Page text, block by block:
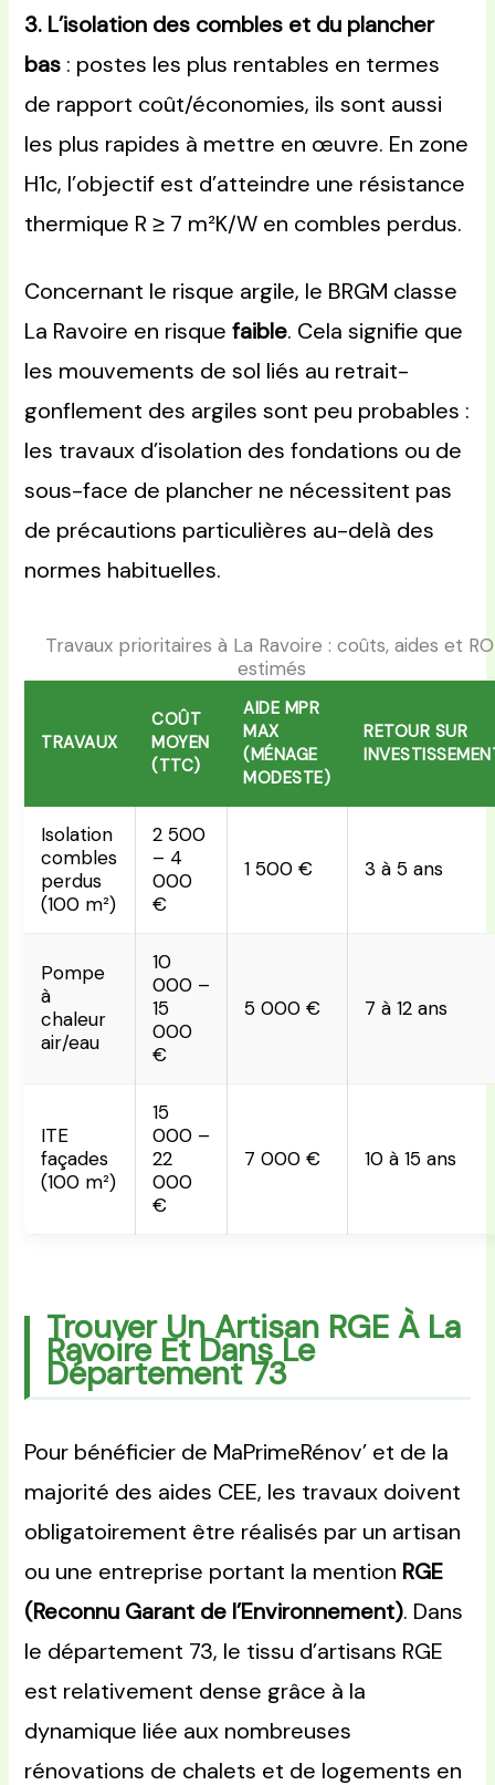
3. L’isolation des combles et du plancher
bas : postes les plus rentables en termes
de rapport coût/économies, ils sont aussi
les plus rapides à mettre en œuvre. En zone
H1c, l’objectif est d’atteindre une résistance
thermique R ≥ 7 m²K/W en combles perdus.
Concernant le risque argile, le BRGM classe
La Ravoire en risquefaible. Cela signifie que
les mouvements de sol liés au retrait-
gonflement des argiles sont peu probables :
les travaux d’isolation des fondations ou de
sous-face de plancher ne nécessitent pas
de précautions particulières au-delà des
normes habituelles.
Travaux prioritaires à La Ravoire : coûts, aides et
estimés
TRAVAUX
COÛT
MOYEN
(TTC)
AIDE MPR
MAX
(MÉNAGE
MODESTE)
RETOUR SUR
Isolation
combles
perdus
(100 m²)
2 500
– 4
000
€
1 500 € 3 à 5 ans
Pompe
à
chaleur
air/eau
10
000 –
15
000
€
5 000 € 7 à 12 ans
ITE
façades
(100 m²)
15
000 –
22
000
€
7 000 € 10 à 15 ans
Trouver Un Artisan RGE À La
Ravoire Et Dans Le
Département 73
Pour bénéficier de MaPrimeRénov’ et de la
majorité des aides CEE, les travaux doivent
obligatoirement être réalisés par un artisan
ou une entreprise portant la mention RGE
(Reconnu Garant de l’Environnement). Dans
le département 73, le tissu d’artisans RGE
est relativement dense grâce à la
dynamique liée aux nombreuses
rénovations de chalets et de logements en